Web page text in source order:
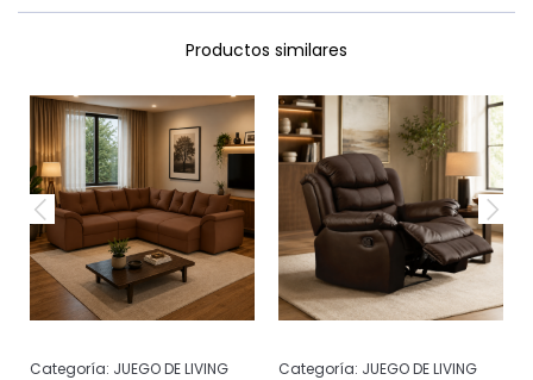
Productos similares
Categoría: JUEGO DE LIVING Categoría: JUEGO DE LIVING